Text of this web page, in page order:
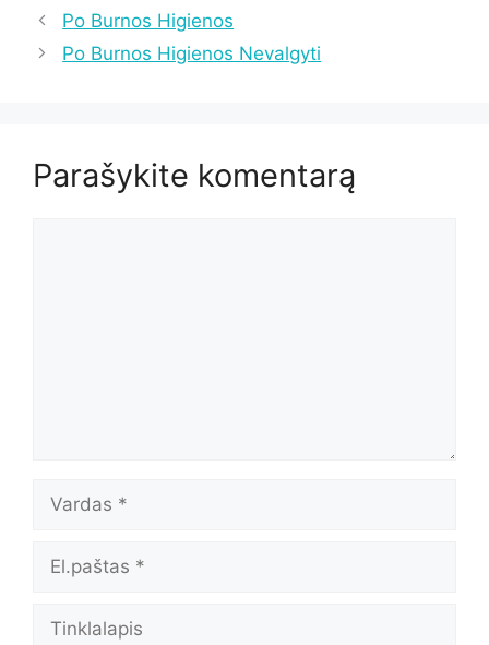
Po Burnos Higienos
Po Burnos Higienos Nevalgyti
Parašykite komentarą